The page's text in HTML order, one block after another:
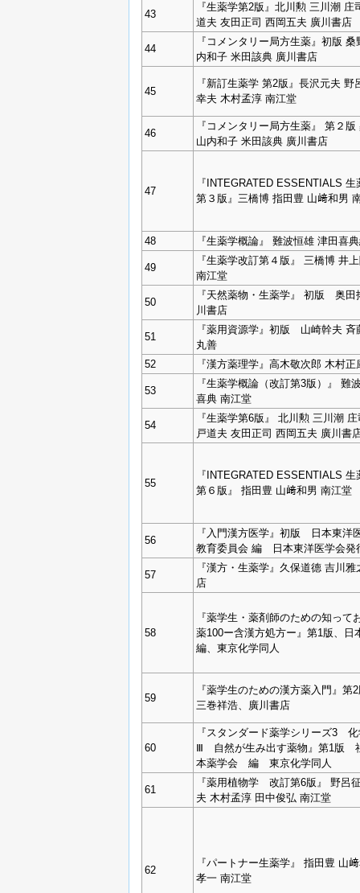
43
『生薬学第2版』北川勲 三川潮 庄
道夫 友田正司 西岡五夫 廣川書店
44
『コメンタリー局方生薬』初版 桑
内和子 米田該典 廣川書店
45
『新訂生薬学 第2版』長沢元夫 野
幸夫 木村孟淳 南江堂
46
『コメンタリー局方生薬』 第２版
山内和子 米田該典 廣川書店
47
『INTEGRATED ESSENTIALS 生
第３版』三橋博 指田豊 山﨑和男
48 『生薬学概論』 難波恒雄 津田喜
49
『生薬学改訂第４版』 三橋博 井
南江堂
50
『天然薬物・生薬学』 初版 奥田
川書店
51
『薬用資源学』初版 山崎幹夫
丸善
52
『漢方薬理学』高木敬次郎 木村正
53
『生薬学概論（改訂第3版）』 難
喜典 南江堂
54
『生薬学第6版』 北川勲 三川潮
戸道夫 友田正司 西岡五夫 廣川書
55
『INTEGRATED ESSENTIALS 生
第６版』 指田豊 山﨑和男 南江堂
56
『入門漢方医学』初版 日本東洋
教育委員会 編 日本東洋医学会発
57
『漢方・生薬学』久保道德 吉川雅
店
58
『薬学生・薬剤師のための知って
薬100ー含漢方処方ー』第1版、日
編、東京化学同人
59
『薬学生のための漢方薬入門』第
三巻祥浩、廣川書店
60
『スタンダード薬学シリーズ3
Ⅲ 自然が生み出す薬物』第1版
本薬学会 編 東京化学同人
61
『薬用植物学 改訂第6版』 野呂
夫 木村孟淳 田中俊弘 南江堂
62
『パートナー生薬学』 指田豊 山
孝一 南江堂